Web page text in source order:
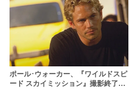
ポール･ウォーカー、『ワイルドスピ
ード スカイミッション』撮影終了を